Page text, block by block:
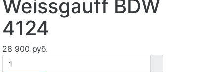
Weissgauff BDW
4124
28 900 руб.